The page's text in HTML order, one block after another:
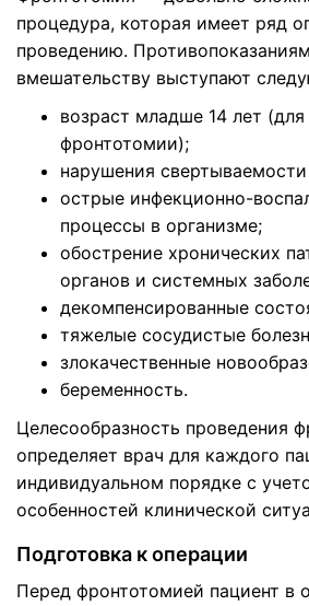
процедура, которая имеет ряд
проведению.
вмешательству выступают
возраст младше 14 лет
фронтотомии);
нарушения
острые инфекционно-
процессы в организме;
обострение хронических
органов и системных
декомпенсированные
тяжелые сосудистые
злокачественные
беременность.
Целесообразность проведения
определяет врач для каждого
индивидуальном порядке с
особенностей клинической
Подготовка к операции
Перед фронтотомией пациент в